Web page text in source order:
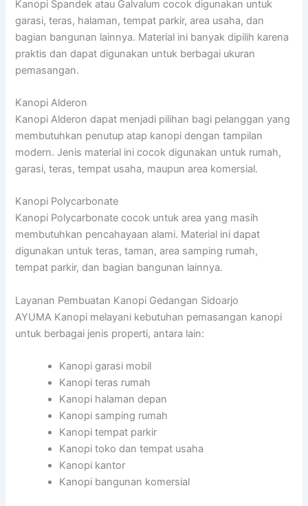
Kanopi Spandek atau Galvalum cocok digunakan untuk
garasi, teras, halaman, tempat parkir, area usaha, dan
bagian bangunan lainnya. Material ini banyak dipilih karena
praktis dan dapat digunakan untuk berbagai ukuran
pemasangan.
Kanopi Alderon
Kanopi Alderon dapat menjadi pilihan bagi pelanggan yang
membutuhkan penutup atap kanopi dengan tampilan
modern. Jenis material ini cocok digunakan untuk rumah,
garasi, teras, tempat usaha, maupun area komersial.
Kanopi Polycarbonate
Kanopi Polycarbonate cocok untuk area yang masih
membutuhkan pencahayaan alami. Material ini dapat
digunakan untuk teras, taman, area samping rumah,
tempat parkir, dan bagian bangunan lainnya.
Layanan Pembuatan Kanopi Gedangan Sidoarjo
AYUMA Kanopi melayani kebutuhan pemasangan kanopi
untuk berbagai jenis properti, antara lain:
Kanopi garasi mobil
Kanopi teras rumah
Kanopi halaman depan
Kanopi samping rumah
Kanopi tempat parkir
Kanopi toko dan tempat usaha
Kanopi kantor
Kanopi bangunan komersial